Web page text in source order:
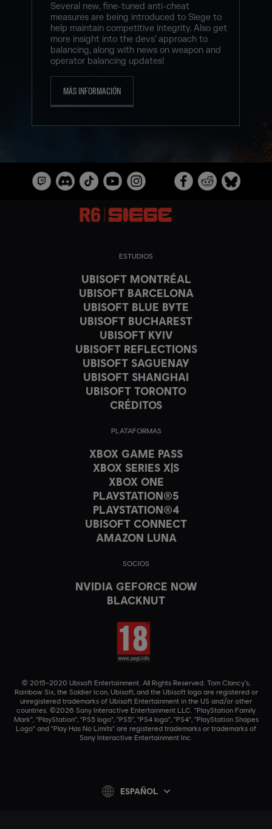
Several new, fine-tuned anti-cheat
measures are being introduced to Siege to
help maintain competitive integrity. Also get
more insight into the devs’ approach to
balancing, along with news on weapon and
operator balancing updates!
MÁS INFORMACIÓN
ESTUDIOS
UBISOFT MONTRÉAL
UBISOFT BARCELONA
UBISOFT BLUE BYTE
UBISOFT BUCHAREST
UBISOFT KYIV
UBISOFT REFLECTIONS
UBISOFT SAGUENAY
UBISOFT SHANGHAI
UBISOFT TORONTO
CRÉDITOS
PLATAFORMAS
XBOX GAME PASS
XBOX SERIES X|S
XBOX ONE
PLAYSTATION®5
PLAYSTATION®4
UBISOFT CONNECT
AMAZON LUNA
SOCIOS
NVIDIA GEFORCE NOW
BLACKNUT
© 2015–2020 Ubisoft Entertainment. All Rights Reserved. Tom Clancy’s,
Rainbow Six, the Soldier Icon, Ubisoft, and the Ubisoft logo are registered or
unregistered trademarks of Ubisoft Entertainment in the US and/or other
countries. ©2026 Sony Interactive Entertainment LLC. "PlayStation Family
Mark", "PlayStation", "PS5 logo", "PS5", "PS4 logo", "PS4", "PlayStation Shapes
Logo" and "Play Has No Limits" are registered trademarks or trademarks of
Sony Interactive Entertainment Inc.
ESPAÑOL